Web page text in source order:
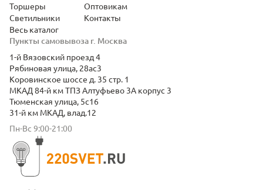
Пункты самовывоза г. Москва
1-й Вязовский проезд 4
Рябиновая улица, 28ас3
Коровинское шоссе д. 35 стр. 1
МКАД 84-й км ТПЗ Алтуфьево 3А корпус 3
Тюменская улица, 5с16
31-й км МКАД, влад.12
Пн-Вс 9:00-21:00
Торшеры
Светильники
Весь каталог
Оптовикам
Контакты